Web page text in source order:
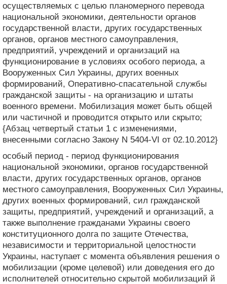
осуществляемых с целью планомерного перевода
национальной экономики, деятельности органов
государственной власти, других государственных
органов, органов местного самоуправления,
предприятий, учреждений и организаций на
функционирование в условиях особого периода, а
Вооруженных Сил Украины, других военных
формирований, Оперативно-спасательной службы
гражданской защиты - на организацию и штаты
военного времени. Мобилизация может быть общей
или частичной и проводится открыто или скрыто;
{Абзац четвертый статьи 1 с изменениями,
внесенными согласно Закону N 5404-VI от 02.10.2012}
особый период - период функционирования
национальной экономики, органов государственной
власти, других государственных органов, органов
местного самоуправления, Вооруженных Сил Украины,
других военных формирований, сил гражданской
защиты, предприятий, учреждений и организаций, а
также выполнение гражданами Украины своего
конституционного долга по защите Отечества,
независимости и территориальной целостности
Украины, наступает с момента объявления решения о
мобилизации (кроме целевой) или доведения его до
исполнителей относительно скрытой мобилизаций й